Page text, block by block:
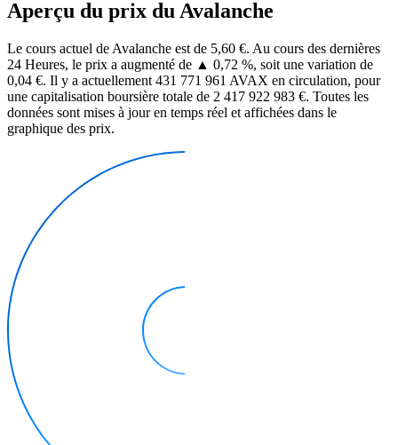
Aperçu du prix du Avalanche
Le cours actuel de Avalanche est de 5,60 €. Au cours des dernières
24 Heures, le prix a augmenté de ▲ 0,72 %, soit une variation de
0,04 €. Il y a actuellement 431 771 961 AVAX en circulation, pour
une capitalisation boursière totale de 2 417 922 983 €. Toutes les
données sont mises à jour en temps réel et affichées dans le
graphique des prix.